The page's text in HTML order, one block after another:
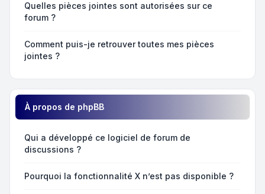
Quelles pièces jointes sont autorisées sur ce
forum ?
Comment puis-je retrouver toutes mes pièces
jointes ?
À propos de phpBB
Qui a développé ce logiciel de forum de
discussions ?
Pourquoi la fonctionnalité X n’est pas disponible ?